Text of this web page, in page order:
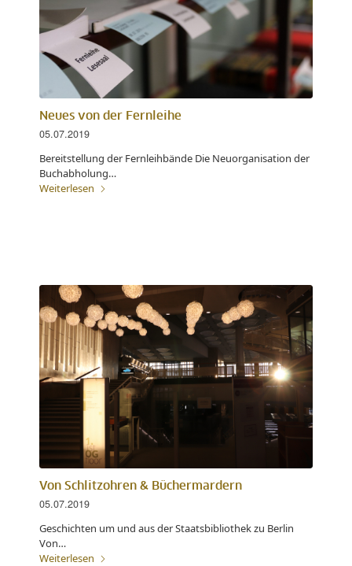
Neues von der Fernleihe
05.07.2019
Bereitstellung der Fernleihbände Die Neuorganisation der
Buchabholung…
Weiterlesen
Von Schlitzohren & Büchermardern
05.07.2019
Geschichten um und aus der Staatsbibliothek zu Berlin
Von…
Weiterlesen